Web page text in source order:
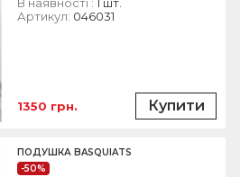
Артикул: 046031
1350 грн. Купити
-50%
ПОДУШКА BASQUIATS